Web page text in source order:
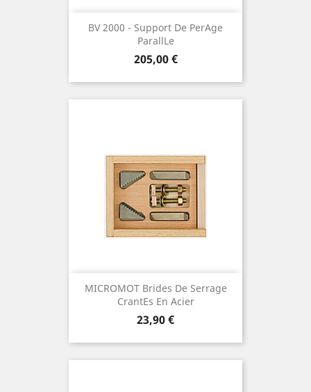
BV 2000 - Support De Perage
Parallle
Preis
205,00 €
MICROMOT Brides De Serrage
Crantes En Acier
Preis
23,90 €